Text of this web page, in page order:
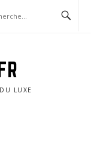
LUXE